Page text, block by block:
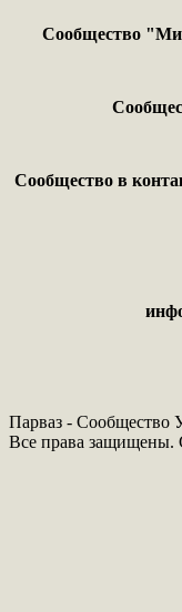
Сообщество
Сообщество в
Парваз - Сообщество
Все права защищены.